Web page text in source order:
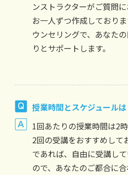
ンストラクターがご質問に
お一人ずつ作成しており
ウンセリングで、あなた
りとサポートします。
授業時間とスケジュールは
1回あたりの授業時間は2
2回の受講をおすすめして
であれば、自由に受講し
ので、あなたのご都合に